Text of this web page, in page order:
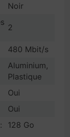
Noir
2
480 Mbit/s
Aluminium,
Plastique
Oui
Oui
128 Go